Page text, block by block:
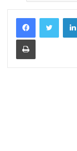
Print